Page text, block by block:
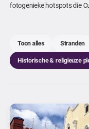
fotogenieke hotspots die
Toon alles Stranden
Historische & religieuze